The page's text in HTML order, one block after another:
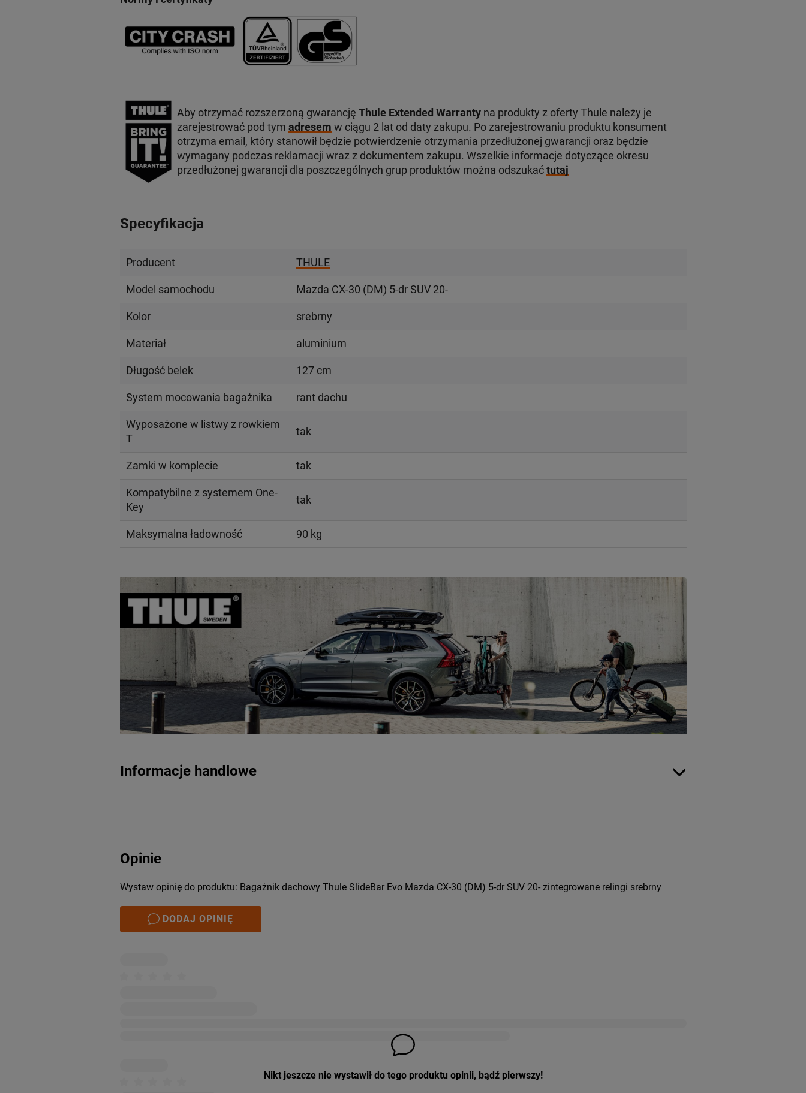
Aby otrzymać rozszerzoną gwarancję Thule Extended Warrantyna produkty z oferty Thule należy je
zarejestrować pod tym adresem w ciągu 2 lat od daty zakupu. Po zarejestrowaniu produktu konsument
otrzyma email, który stanowił będzie potwierdzenie otrzymania przedłużonej gwarancji oraz będzie
wymagany podczas reklamacji wraz z dokumentem zakupu. Wszelkie informacje dotyczące okresu
przedłużonej gwarancji dla poszczególnych grup produktów można odszukaćtutaj
Specyfikacja
Producent THULE
Model samochodu Mazda CX-30 (DM) 5-dr SUV 20-
Kolor srebrny
Materiał aluminium
Długość belek 127 cm
System mocowania bagażnika rant dachu
Wyposażone w listwy z rowkiem
T
tak
Zamki w komplecie tak
Kompatybilne z systemem One-
Key
tak
Maksymalna ładowność 90 kg
Informacje handlowe
Opinie
Wystaw opinię do produktu: Bagażnik dachowy Thule SlideBar Evo Mazda CX-30 (DM) 5-dr SUV 20- zintegrowane relingi srebrny
DODAJ OPINIĘ
Nikt jeszcze nie wystawił do tego produktu opinii, bądź pierwszy!